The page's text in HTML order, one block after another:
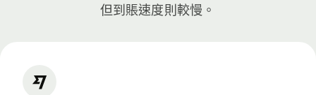
但到賬速度則較慢。